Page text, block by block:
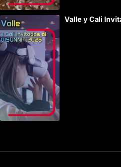
Valle y Cali